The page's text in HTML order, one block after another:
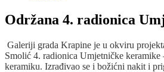
Održana 4. radionica
Galeriji grada Krapine je u okviru
Smolić 4. radionica Umjetničke keramike
keramiku. Izrađivao se i božićni nakit i